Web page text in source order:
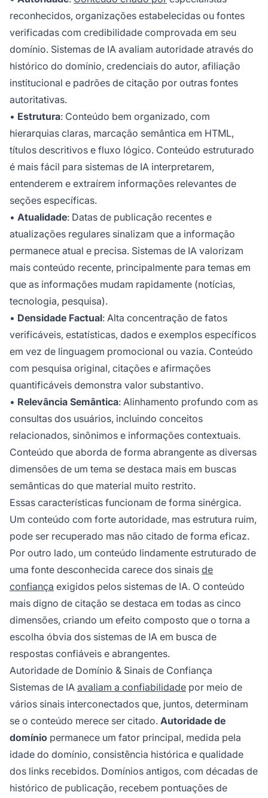
reconhecidos, organizações estabelecidas ou fontes
verificadas com credibilidade comprovada em seu
domínio. Sistemas de IA avaliam autoridade através do
histórico do domínio, credenciais do autor, afiliação
institucional e padrões de citação por outras fontes
autoritativas.
• Estrutura: Conteúdo bem organizado, com
hierarquias claras, marcação semântica em HTML,
títulos descritivos e fluxo lógico. Conteúdo estruturado
é mais fácil para sistemas de IA interpretarem,
entenderem e extraírem informações relevantes de
seções específicas.
• Atualidade: Datas de publicação recentes e
atualizações regulares sinalizam que a informação
permanece atual e precisa. Sistemas de IA valorizam
mais conteúdo recente, principalmente para temas em
que as informações mudam rapidamente (notícias,
tecnologia, pesquisa).
• Densidade Factual: Alta concentração de fatos
verificáveis, estatísticas, dados e exemplos específicos
em vez de linguagem promocional ou vazia. Conteúdo
com pesquisa original, citações e afirmações
quantificáveis demonstra valor substantivo.
• Relevância Semântica: Alinhamento profundo com as
consultas dos usuários, incluindo conceitos
relacionados, sinônimos e informações contextuais.
Conteúdo que aborda de forma abrangente as diversas
dimensões de um tema se destaca mais em buscas
semânticas do que material muito restrito.
Essas características funcionam de forma sinérgica.
Um conteúdo com forte autoridade, mas estrutura ruim,
pode ser recuperado mas não citado de forma eficaz.
Por outro lado, um conteúdo lindamente estruturado de
uma fonte desconhecida carece dos sinais de
confiança exigidos pelos sistemas de IA. O conteúdo
mais digno de citação se destaca em todas as cinco
dimensões, criando um efeito composto que o torna a
escolha óbvia dos sistemas de IA em busca de
respostas confiáveis e abrangentes.
Autoridade de Domínio & Sinais de Confiança
Sistemas de IA avaliam a confiabilidade por meio de
vários sinais interconectados que, juntos, determinam
se o conteúdo merece ser citado. Autoridade de
domínio permanece um fator principal, medida pela
idade do domínio, consistência histórica e qualidade
dos links recebidos. Domínios antigos, com décadas de
histórico de publicação, recebem pontuações de